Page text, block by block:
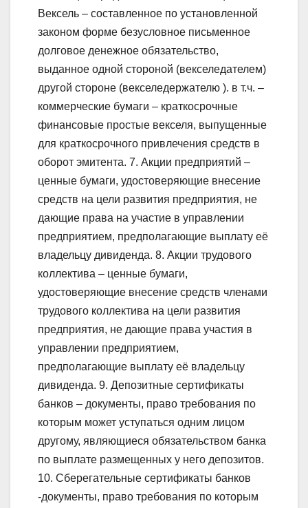
Вексель – составленное по установленной
законом форме безусловное письменное
долговое денежное обязательство,
выданное одной стороной (векселедателем)
другой стороне (векселедержателю ). в т.ч. –
коммерческие бумаги – краткосрочные
финансовые простые векселя, выпущенные
для краткосрочного привлечения средств в
оборот эмитента. 7. Акции предприятий –
ценные бумаги, удостоверяющие внесение
средств на цели развития предприятия, не
дающие права на участие в управлении
предприятием, предполагающие выплату её
владельцу дивиденда. 8. Акции трудового
коллектива – ценные бумаги,
удостоверяющие внесение средств членами
трудового коллектива на цели развития
предприятия, не дающие права участия в
управлении предприятием,
предполагающие выплату её владельцу
дивиденда. 9. Депозитные сертификаты
банков – документы, право требования по
которым может уступаться одним лицом
другому, являющиеся обязательством банка
по выплате размещенных у него депозитов.
10. Сберегательные сертификаты банков
-документы, право требования по которым